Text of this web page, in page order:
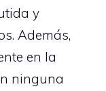
y
Además,
en la
ninguna